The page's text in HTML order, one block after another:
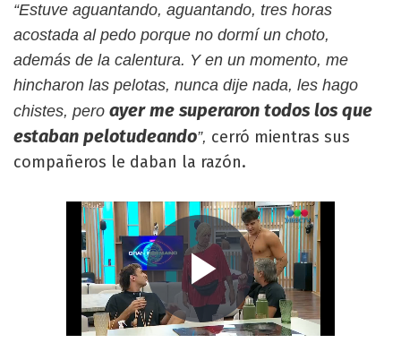
“Estuve aguantando, aguantando, tres horas
acostada al pedo porque no dormí un choto,
además de la calentura. Y en un momento, me
hincharon las pelotas, nunca dije nada, les hago
chistes, pero ayer me superaron todos los que
estaban pelotudeando”, cerró mientras sus
compañeros le daban la razón.